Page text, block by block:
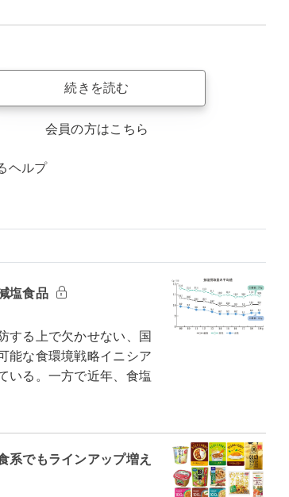
続きを読む
会員の方はこちら
ヘルプ
塩食品
する上で欠かせない、国
能な食環境戦略イニシア
いる。一方で近年、食塩
でもラインアップ増え